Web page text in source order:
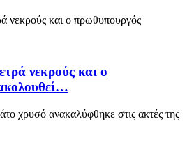
νεκρούς και ο